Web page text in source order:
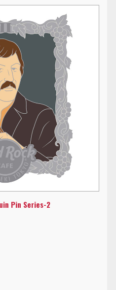
Pin Series-2